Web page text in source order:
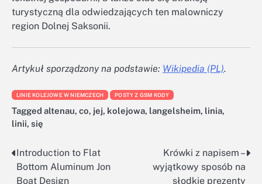
turystyczną dla odwiedzających ten malowniczy
region Dolnej Saksonii.
Artykuł sporządzony na podstawie: Wikipedia (PL).
LINIE KOLEJOWE W NIEMCZECH POSTY Z GSM KODY
Tagged altenau, co, jej, kolejowa, langelsheim, linia,
linii, się
Nawigacja
wpisu
Introduction to Flat
Bottom Aluminum Jon
Boat Design
Krówki z napisem –
wyjątkowy sposób na
słodkie prezenty